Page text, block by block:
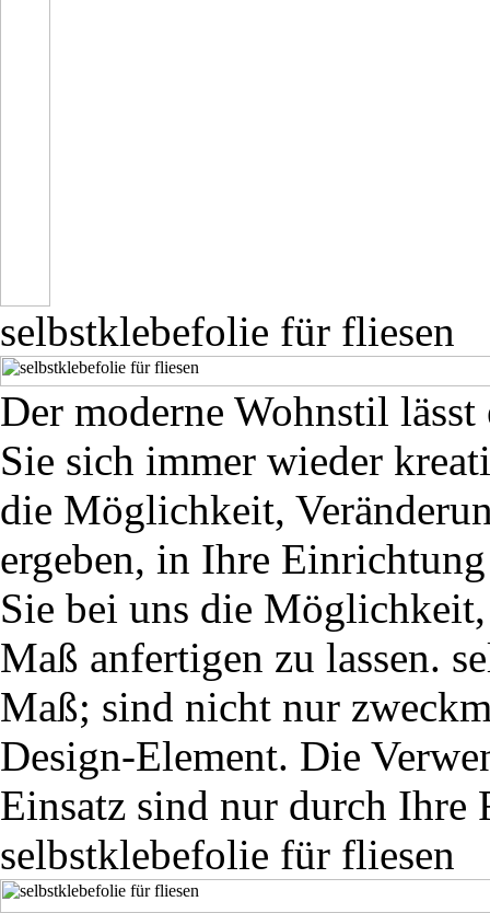
selbstklebefolie für fliesen
Der moderne Wohnstil
Sie sich immer wieder
die Möglichkeit,
ergeben, in Ihre
Sie bei uns die
Maß anfertigen zu lassen.
Maß; sind nicht nur
Design-Element. Die
Einsatz sind nur durch Ihre
selbstklebefolie für fliesen